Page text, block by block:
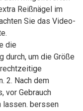
Reißnägel im
Sie das Video-
die
um die Größe
2. Nach dem
vor Gebrauch
lassen. berssen